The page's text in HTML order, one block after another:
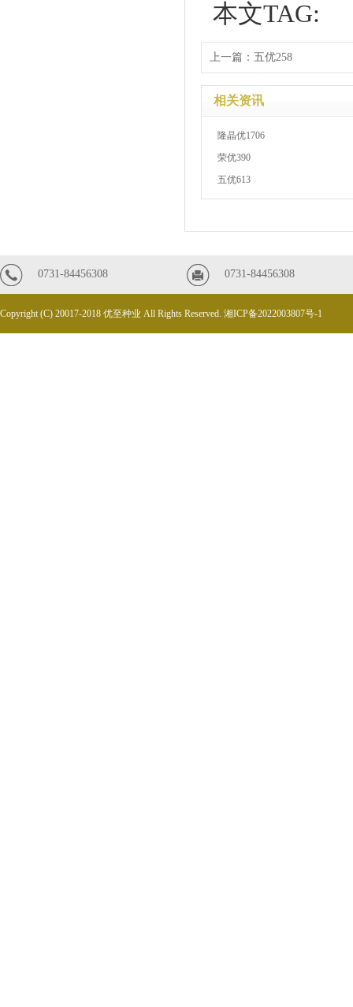
本文TAG:
上一篇： 五优258
相关资讯
隆晶优1706
荣优390
五优613
0731-84456308 0731-84456308
Copyright (C) 20017-2018 优至种业 All Rights Reserved. 湘ICP备2022003807号-1